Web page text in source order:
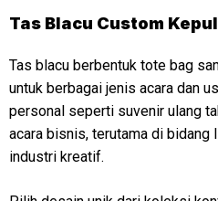
Tas Blacu Custom
Tas blacu berbentuk tote bag
untuk berbagai jenis acara dan
personal seperti suvenir ulang
acara bisnis, terutama di bidang
industri kreatif.